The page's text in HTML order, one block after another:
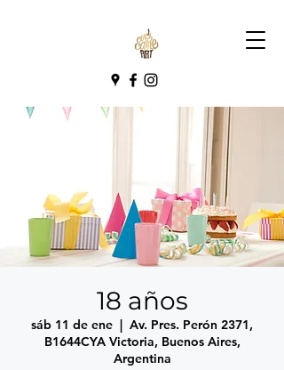
18 años
sáb 11 de ene
  |
Av. Pres. Perón 2371,
B1644CYA Victoria, Buenos Aires,
Argentina